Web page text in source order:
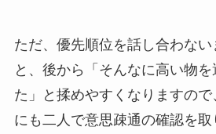
ただ、優先順位を話し合わない
と、後から「そんなに高い物
た」と揉めやすくなりますの
にも二人で意思疎通の確認を